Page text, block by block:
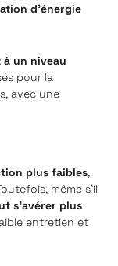
d'énergie
un niveau
pour la
avec une
plus faibles,
même s'il
s'avérer plus
entretien et